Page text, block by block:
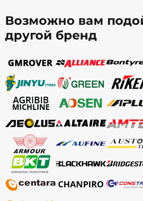
Возможно вам
другой бренд